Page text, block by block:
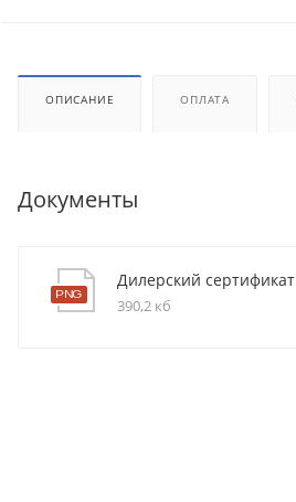
ОПИСАНИЕ ОПЛАТА
Документы
Дилерский сертификат
390,2 кб